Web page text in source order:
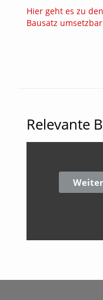
Hier geht es zu
Bausatz
Relevante